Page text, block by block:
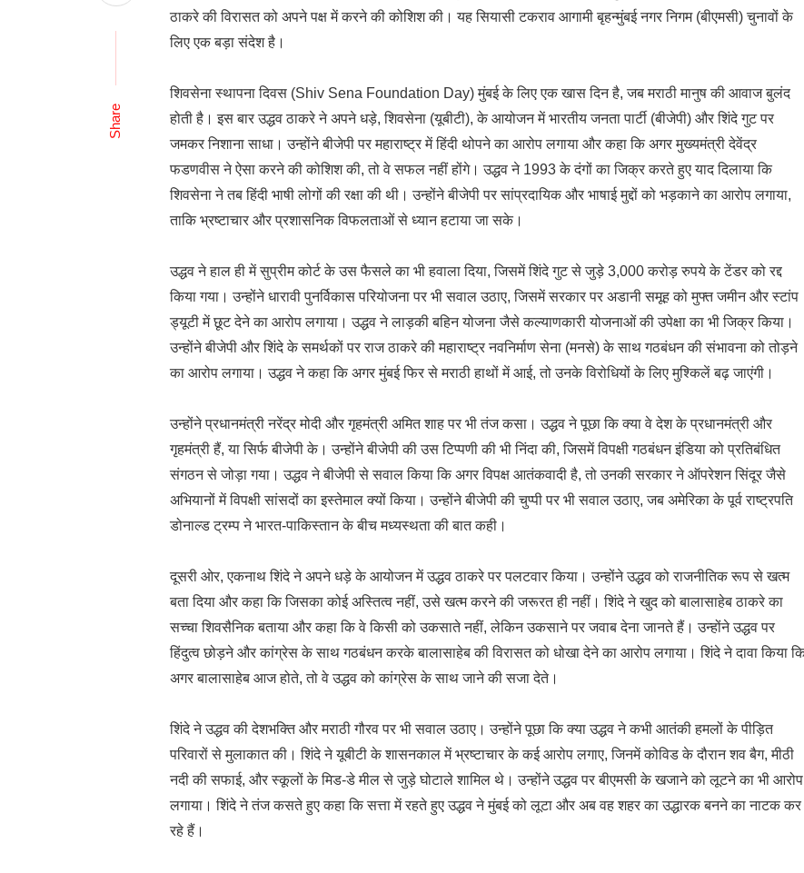
Share
ठाकरे की विरासत को अपने पक्ष में करने की कोशिश की। यह सियासी टकराव आगामी बृहन्मुंबई नगर निगम (बीएमसी) चुनावों के
लिए एक बड़ा संदेश है।
शिवसेना स्थापना दिवस (Shiv Sena Foundation Day) मुंबई के लिए एक खास दिन है, जब मराठी मानुष की आवाज बुलंद
होती है। इस बार उद्धव ठाकरे ने अपने धड़े, शिवसेना (यूबीटी), के आयोजन में भारतीय जनता पार्टी (बीजेपी) और शिंदे गुट पर
जमकर निशाना साधा। उन्होंने बीजेपी पर महाराष्ट्र में हिंदी थोपने का आरोप लगाया और कहा कि अगर मुख्यमंत्री देवेंद्र
फडणवीस ने ऐसा करने की कोशिश की, तो वे सफल नहीं होंगे। उद्धव ने 1993 के दंगों का जिक्र करते हुए याद दिलाया कि
शिवसेना ने तब हिंदी भाषी लोगों की रक्षा की थी। उन्होंने बीजेपी पर सांप्रदायिक और भाषाई मुद्दों को भड़काने का आरोप लगाया,
ताकि भ्रष्टाचार और प्रशासनिक विफलताओं से ध्यान हटाया जा सके।
उद्धव ने हाल ही में सुप्रीम कोर्ट के उस फैसले का भी हवाला दिया, जिसमें शिंदे गुट से जुड़े 3,000 करोड़ रुपये के टेंडर को रद्द
किया गया। उन्होंने धारावी पुनर्विकास परियोजना पर भी सवाल उठाए, जिसमें सरकार पर अडानी समूह को मुफ्त जमीन और स्टांप
ड्यूटी में छूट देने का आरोप लगाया। उद्धव ने लाड़की बहिन योजना जैसे कल्याणकारी योजनाओं की उपेक्षा का भी जिक्र किया।
उन्होंने बीजेपी और शिंदे के समर्थकों पर राज ठाकरे की महाराष्ट्र नवनिर्माण सेना (मनसे) के साथ गठबंधन की संभावना को तोड़ने
का आरोप लगाया। उद्धव ने कहा कि अगर मुंबई फिर से मराठी हाथों में आई, तो उनके विरोधियों के लिए मुश्किलें बढ़ जाएंगी।
उन्होंने प्रधानमंत्री नरेंद्र मोदी और गृहमंत्री अमित शाह पर भी तंज कसा। उद्धव ने पूछा कि क्या वे देश के प्रधानमंत्री और
गृहमंत्री हैं, या सिर्फ बीजेपी के। उन्होंने बीजेपी की उस टिप्पणी की भी निंदा की, जिसमें विपक्षी गठबंधन इंडिया को प्रतिबंधित
संगठन से जोड़ा गया। उद्धव ने बीजेपी से सवाल किया कि अगर विपक्ष आतंकवादी है, तो उनकी सरकार ने ऑपरेशन सिंदूर जैसे
अभियानों में विपक्षी सांसदों का इस्तेमाल क्यों किया। उन्होंने बीजेपी की चुप्पी पर भी सवाल उठाए, जब अमेरिका के पूर्व राष्ट्रपति
डोनाल्ड ट्रम्प ने भारत-पाकिस्तान के बीच मध्यस्थता की बात कही।
दूसरी ओर, एकनाथ शिंदे ने अपने धड़े के आयोजन में उद्धव ठाकरे पर पलटवार किया। उन्होंने उद्धव को राजनीतिक रूप से खत्म
बता दिया और कहा कि जिसका कोई अस्तित्व नहीं, उसे खत्म करने की जरूरत ही नहीं। शिंदे ने खुद को बालासाहेब ठाकरे का
सच्चा शिवसैनिक बताया और कहा कि वे किसी को उकसाते नहीं, लेकिन उकसाने पर जवाब देना जानते हैं। उन्होंने उद्धव पर
हिंदुत्व छोड़ने और कांग्रेस के साथ गठबंधन करके बालासाहेब की विरासत को धोखा देने का आरोप लगाया। शिंदे ने दावा किया
अगर बालासाहेब आज होते, तो वे उद्धव को कांग्रेस के साथ जाने की सजा देते।
शिंदे ने उद्धव की देशभक्ति और मराठी गौरव पर भी सवाल उठाए। उन्होंने पूछा कि क्या उद्धव ने कभी आतंकी हमलों के पीड़ित
परिवारों से मुलाकात की। शिंदे ने यूबीटी के शासनकाल में भ्रष्टाचार के कई आरोप लगाए, जिनमें कोविड के दौरान शव बैग, मीठी
नदी की सफाई, और स्कूलों के मिड-डे मील से जुड़े घोटाले शामिल थे। उन्होंने उद्धव पर बीएमसी के खजाने को लूटने का भी आरोप
लगाया। शिंदे ने तंज कसते हुए कहा कि सत्ता में रहते हुए उद्धव ने मुंबई को लूटा और अब वह शहर का उद्धारक बनने का नाटक कर
रहे हैं।